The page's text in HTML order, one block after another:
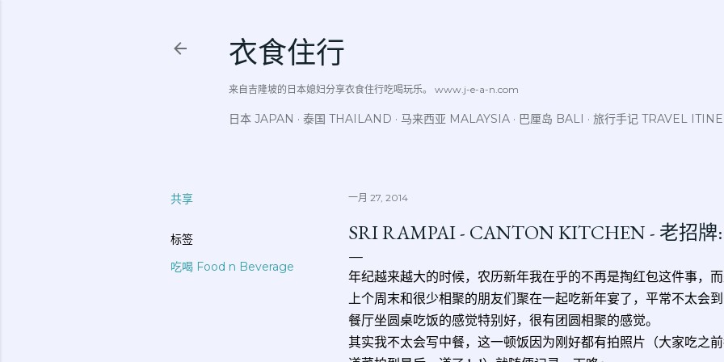
衣食住行
来自吉隆坡的日本媳妇分享衣食住行吃喝玩乐。 www.j-e-a-n.com
日本 JAPAN 泰国 THAILAND 马来西亚 MALAYSIA 巴厘岛 BALI 旅行手记 TRAVEL
共享
标签
吃喝 Food n Beverage
一月 27, 2014
SRI RAMPAI - CANTON KITCHEN - 老招牌
年纪越来越大的时候，农历新年我在乎的不再是掏红包这件事，
上个周末和很少相聚的朋友们聚在一起吃新年宴了，平常不太会
餐厅坐圆桌吃饭的感觉特别好，很有团圆相聚的感觉。
其实我不太会写中餐，这一顿饭因为刚好都有拍照片（大家吃之